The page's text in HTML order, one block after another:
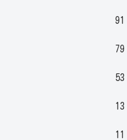
91
79
53
13
11